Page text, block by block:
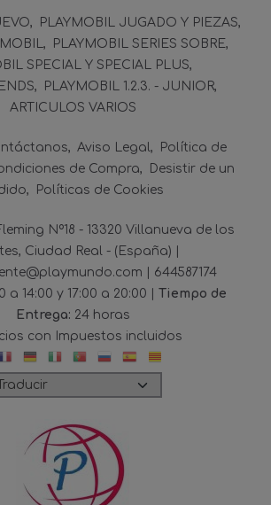
PLAYMOBIL JUGADO Y PIEZAS
PLAYMOBIL SERIES SOBRE
SPECIAL Y SPECIAL PLUS
PLAYMOBIL 1.2.3. - JUNIOR
ARTICULOS VARIOS
Aviso Legal
Política de
de Compra
Desistir de un
Políticas de Cookies
Nº18 - 13320 Villanueva de los
Ciudad Real - (España) |
|
644587174
a 14:00 y 17:00 a 20:00 | Tiempo de
Entrega: 24 horas
con Impuestos incluidos